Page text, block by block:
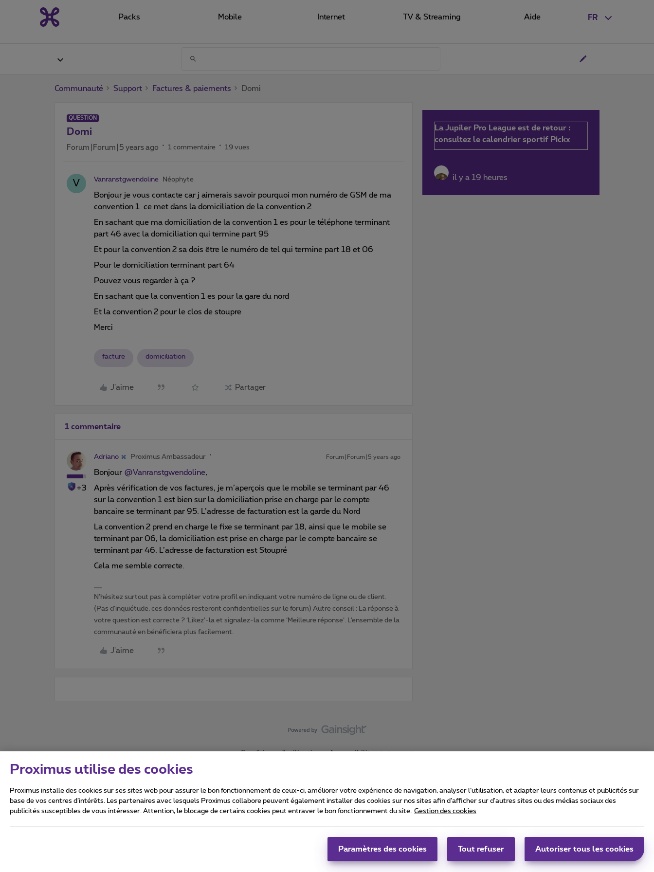
FR
Packs Mobile Internet TV & Streaming Aide
Communauté Support Factures & paiements Domi
QUESTION
Domi
Forum|Forum|5 years ago 1 commentaire 19 vues
V Vanranstgwendoline Néophyte
Bonjour je vous contacte car j aimerais savoir pourquoi mon numéro de GSM de ma
convention 1 ce met dans la domiciliation de la convention 2
En sachant que ma domiciliation de la convention 1 es pour le téléphone terminant
part 46 avec la domiciliation qui termine part 95
Et pour la convention 2 sa dois être le numéro de tel qui termine part 18 et 06
Pour le domiciliation terminant part 64
Pouvez vous regarder à ça ?
En sachant que la convention 1 es pour la gare du nord
Et la convention 2 pour le clos de stoupre
Merci
facture domiciliation
J'aime Partager
1 commentaire
+3
Adriano Proximus Ambassadeur Forum|Forum|5 years ago
Bonjour @Vanranstgwendoline,
Après vérification de vos factures, je m’aperçois que le mobile se terminant par 46
sur la convention 1 est bien sur la domiciliation prise en charge par le compte
bancaire se terminant par 95. L’adresse de facturation est la garde du Nord
La convention 2 prend en charge le fixe se terminant par 18, ainsi que le mobile se
terminant par 06, la domiciliation est prise en charge par le compte bancaire se
terminant par 46. L’adresse de facturation est Stoupré
Cela me semble correcte.
N'hésitez surtout pas à compléter votre profil en indiquant votre numéro de ligne ou de client.
(Pas d'inquiétude, ces données resteront confidentielles sur le forum) Autre conseil : La réponse à
votre question est correcte ? ‘Likez’-la et signalez-la comme ‘Meilleure réponse’. L’ensemble de la
communauté en bénéficiera plus facilement.
J'aime
La Jupiler Pro League est de retour :
consultez le calendrier sportif Pickx
il y a 19 heures
Conditions d'utilisation Accessibility statement
Tous droits réservés. ©2026Proximus
Carrier & Wholesale Solutions
Proximus Group
|
Proximus utilise des cookies
Proximus installe des cookies sur ses sites web pour assurer le bon fonctionnement de ceux-ci, améliorer votre expérience de navigation, analyser l’utilisation, et adapter leurs contenus et publicités sur
base de vos centres d’intérêts. Les partenaires avec lesquels Proximus collabore peuvent également installer des cookies sur nos sites afin d’afficher sur d'autres sites ou des médias sociaux des
publicités susceptibles de vous intéresser. Attention, le blocage de certains cookies peut entraver le bon fonctionnement du site. Gestion des cookies
Paramètres des cookies Tout refuser Autoriser tous les cookies